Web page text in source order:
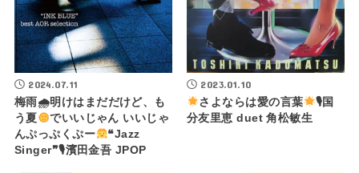
2024.07.11
梅雨🌧明けはまだだけど、も
う夏
でいいじゃん いいじゃ
んぷっぷくぷー
❝Jazz
Singer❞🎙濱田金吾 JPOP
2023.01.10
さよならは愛の言葉
🎙国
分友里恵 duet 角松敏生